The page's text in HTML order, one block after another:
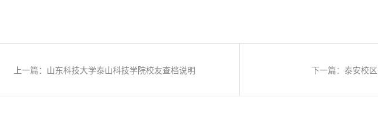
上一篇：山东科技大学泰山科技学院校友查档说明 下一篇：泰安校